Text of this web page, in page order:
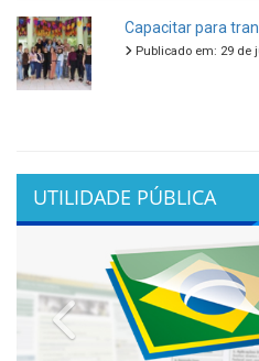
Capacitar para
Publicado em: 29 de
UTILIDADE PÚBLICA
Previous